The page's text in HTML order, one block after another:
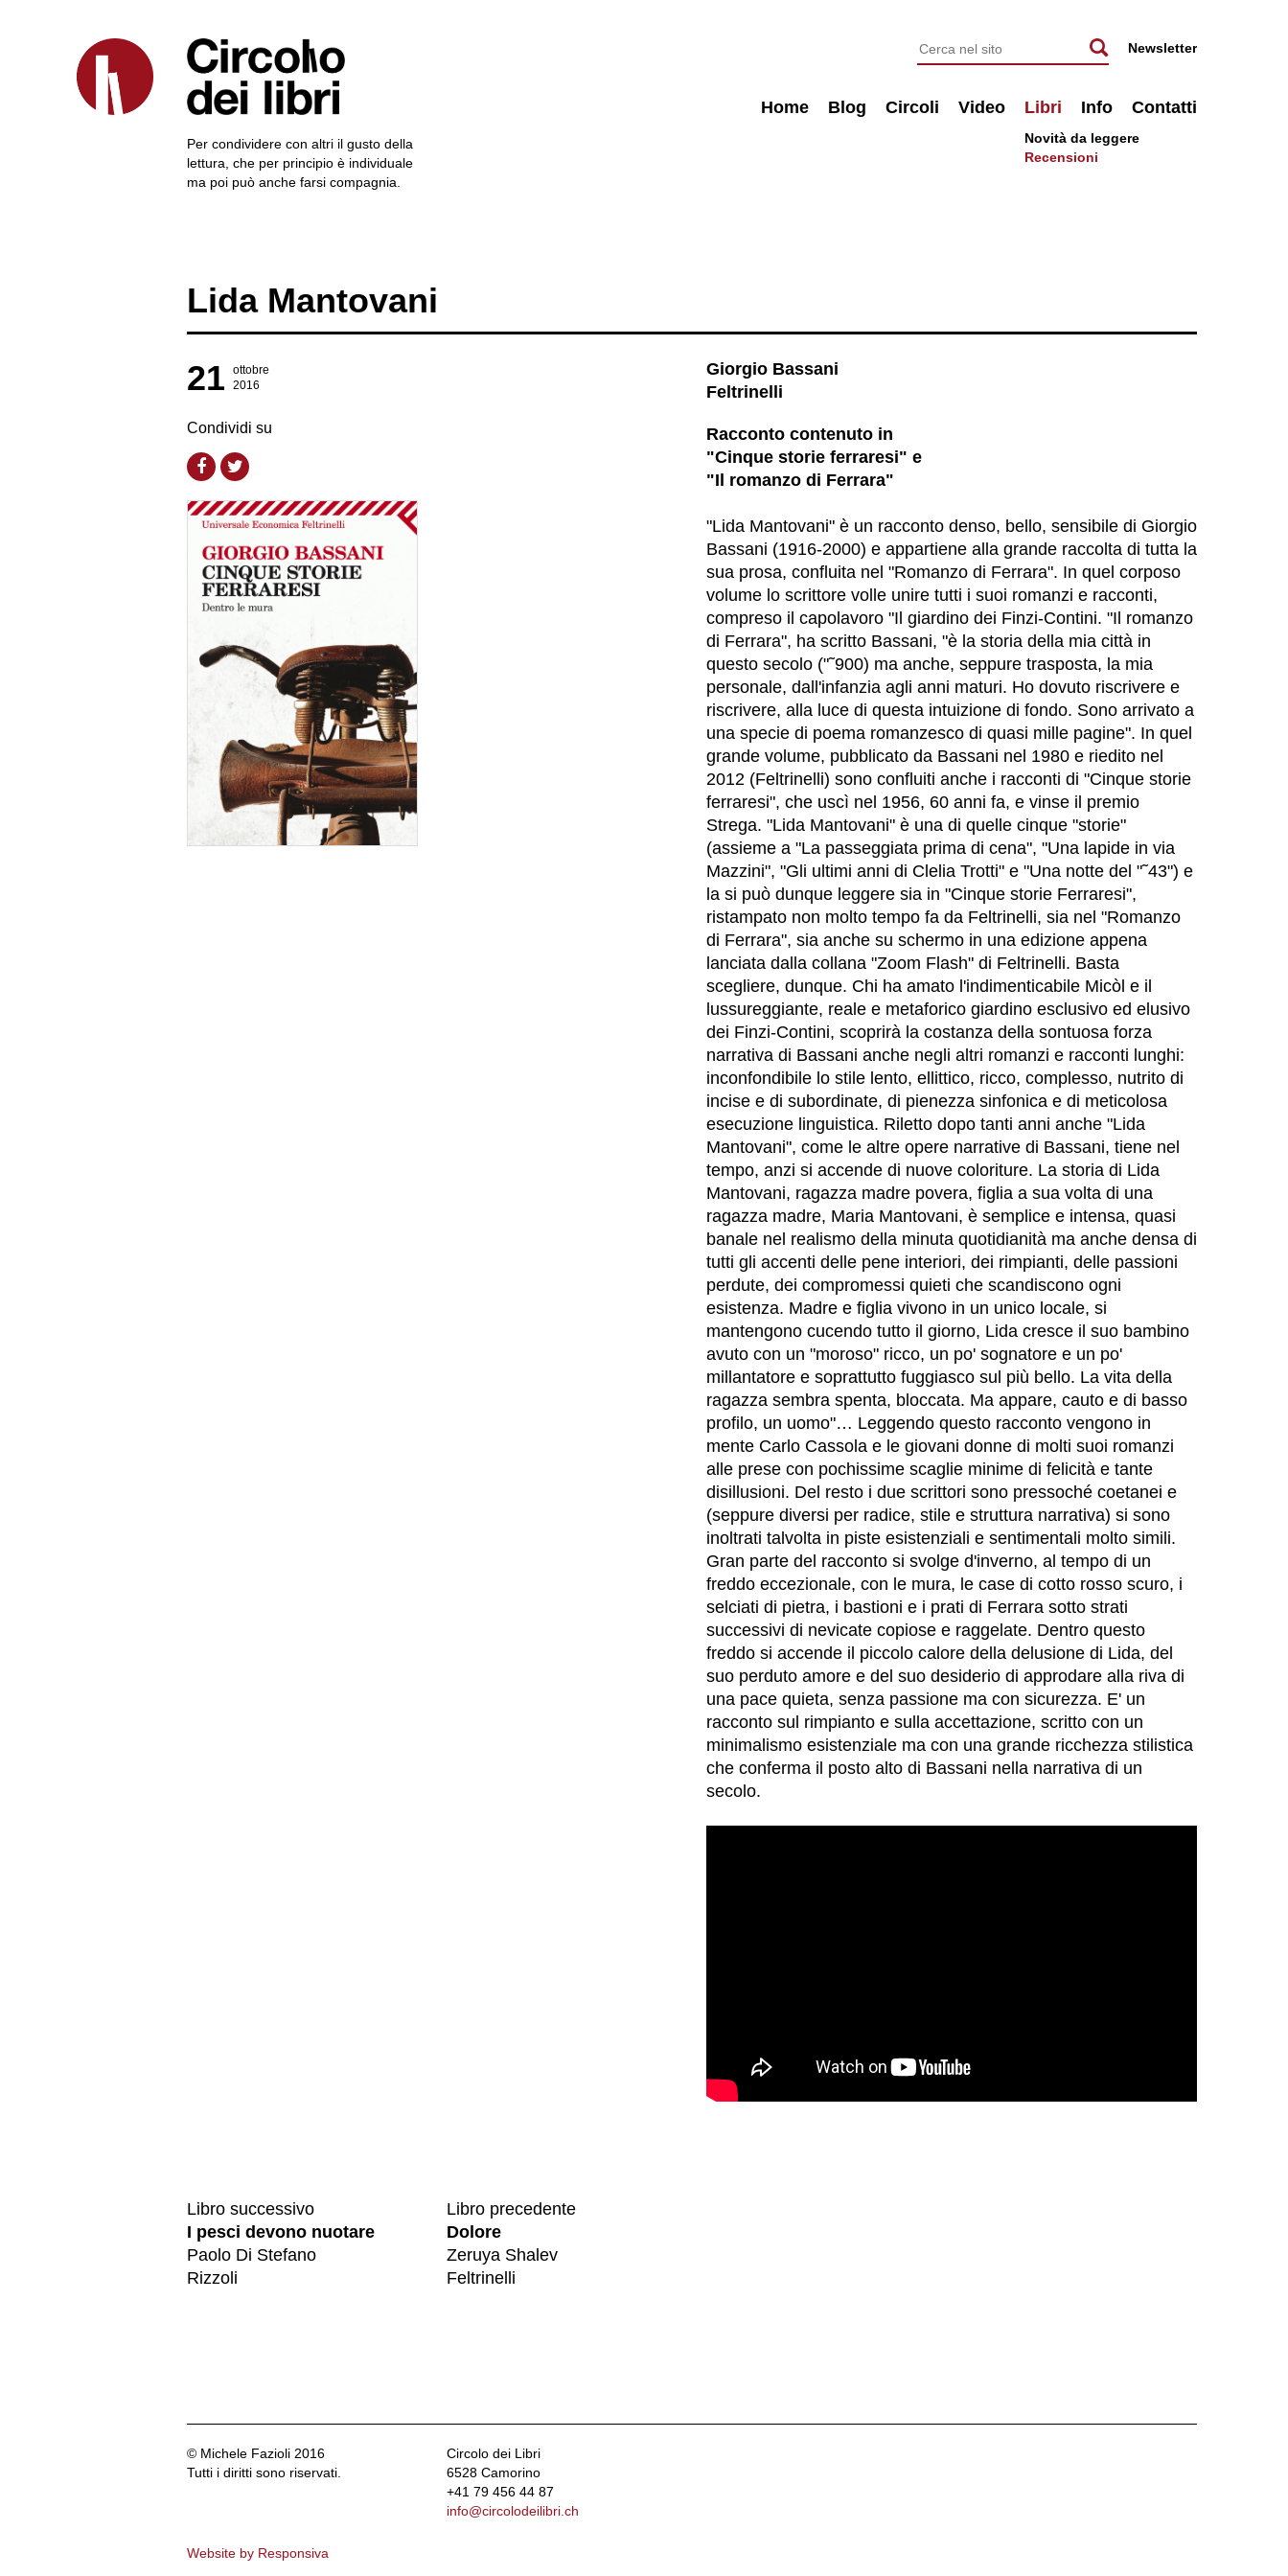
Newsletter
Home Blog Circoli Video Libri
Novità da leggere
Recensioni
Info Contatti
Per condividere con altri il gusto della
lettura, che per principio è individuale
ma poi può anche farsi compagnia.
Lida Mantovani
21
ottobre
2016
Condividi su
Giorgio Bassani
Feltrinelli
Racconto contenuto in
"Cinque storie ferraresi" e
"Il romanzo di Ferrara"
"Lida Mantovani" è un racconto denso, bello, sensibile di Giorgio
Bassani (1916-2000) e appartiene alla grande raccolta di tutta la
sua prosa, confluita nel "Romanzo di Ferrara". In quel corposo
volume lo scrittore volle unire tutti i suoi romanzi e racconti,
compreso il capolavoro "Il giardino dei Finzi-Contini. "Il romanzo
di Ferrara", ha scritto Bassani, "è la storia della mia città in
questo secolo ("˜900) ma anche, seppure trasposta, la mia
personale, dall'infanzia agli anni maturi. Ho dovuto riscrivere e
riscrivere, alla luce di questa intuizione di fondo. Sono arrivato a
una specie di poema romanzesco di quasi mille pagine". In quel
grande volume, pubblicato da Bassani nel 1980 e riedito nel
2012 (Feltrinelli) sono confluiti anche i racconti di "Cinque storie
ferraresi", che uscì nel 1956, 60 anni fa, e vinse il premio
Strega. "Lida Mantovani" è una di quelle cinque "storie"
(assieme a "La passeggiata prima di cena", "Una lapide in via
Mazzini", "Gli ultimi anni di Clelia Trotti" e "Una notte del "˜43") e
la si può dunque leggere sia in "Cinque storie Ferraresi",
ristampato non molto tempo fa da Feltrinelli, sia nel "Romanzo
di Ferrara", sia anche su schermo in una edizione appena
lanciata dalla collana "Zoom Flash" di Feltrinelli. Basta
scegliere, dunque. Chi ha amato l'indimenticabile Micòl e il
lussureggiante, reale e metaforico giardino esclusivo ed elusivo
dei Finzi-Contini, scoprirà la costanza della sontuosa forza
narrativa di Bassani anche negli altri romanzi e racconti lunghi:
inconfondibile lo stile lento, ellittico, ricco, complesso, nutrito di
incise e di subordinate, di pienezza sinfonica e di meticolosa
esecuzione linguistica. Riletto dopo tanti anni anche "Lida
Mantovani", come le altre opere narrative di Bassani, tiene nel
tempo, anzi si accende di nuove coloriture. La storia di Lida
Mantovani, ragazza madre povera, figlia a sua volta di una
ragazza madre, Maria Mantovani, è semplice e intensa, quasi
banale nel realismo della minuta quotidianità ma anche densa di
tutti gli accenti delle pene interiori, dei rimpianti, delle passioni
perdute, dei compromessi quieti che scandiscono ogni
esistenza. Madre e figlia vivono in un unico locale, si
mantengono cucendo tutto il giorno, Lida cresce il suo bambino
avuto con un "moroso" ricco, un po' sognatore e un po'
millantatore e soprattutto fuggiasco sul più bello. La vita della
ragazza sembra spenta, bloccata. Ma appare, cauto e di basso
profilo, un uomo"… Leggendo questo racconto vengono in
mente Carlo Cassola e le giovani donne di molti suoi romanzi
alle prese con pochissime scaglie minime di felicità e tante
disillusioni. Del resto i due scrittori sono pressoché coetanei e
(seppure diversi per radice, stile e struttura narrativa) si sono
inoltrati talvolta in piste esistenziali e sentimentali molto simili.
Gran parte del racconto si svolge d'inverno, al tempo di un
freddo eccezionale, con le mura, le case di cotto rosso scuro, i
selciati di pietra, i bastioni e i prati di Ferrara sotto strati
successivi di nevicate copiose e raggelate. Dentro questo
freddo si accende il piccolo calore della delusione di Lida, del
suo perduto amore e del suo desiderio di approdare alla riva di
una pace quieta, senza passione ma con sicurezza. E' un
racconto sul rimpianto e sulla accettazione, scritto con un
minimalismo esistenziale ma con una grande ricchezza stilistica
che conferma il posto alto di Bassani nella narrativa di un
secolo.
Libro successivo
I pesci devono nuotare
Paolo Di Stefano
Rizzoli
Libro precedente
Dolore
Zeruya Shalev
Feltrinelli
© Michele Fazioli 2016
Tutti i diritti sono riservati.
Circolo dei Libri
6528 Camorino
+41 79 456 44 87
info@circolodeilibri.ch
Website by Responsiva